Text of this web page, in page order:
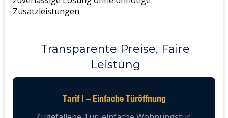
Zusatzleistungen.
Transparente Preise, Faire
Leistung
Tarif I – Einfache Türöffnung